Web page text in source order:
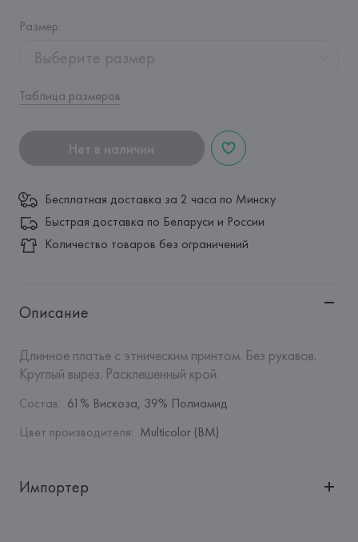
Размер:
Выберите размер
Таблица размеров
Нет в наличии
Бесплатная доставка за 2 часа по Минску
Быстрая доставка по Беларуси и России
Количество товаров без ограничений
Описание
Длинное платье с этническим принтом. Без рукавов.
Круглый вырез. Расклешенный крой.
Состав: 61% Вискоза, 39% Полиамид
Цвет производителя: Multicolor (BM)
Импортер